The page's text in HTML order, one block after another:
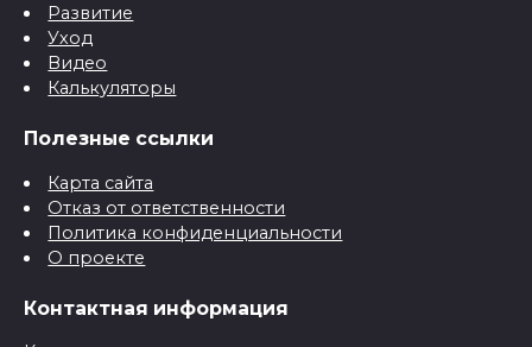
Развитие
Уход
Видео
Калькуляторы
Полезные ссылки
Карта сайта
Отказ от ответственности
Политика конфиденциальности
О проекте
Контактная информация